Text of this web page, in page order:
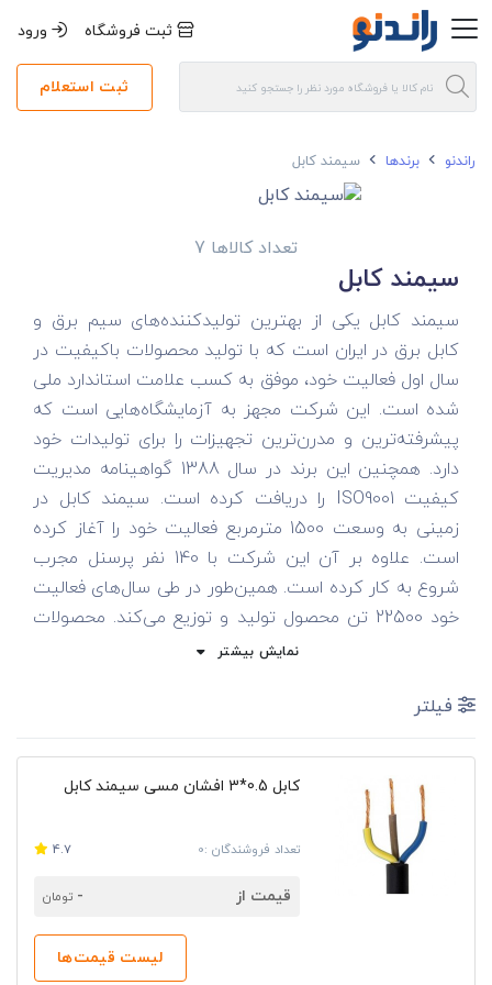
ثبت فروشگاه ورود
ثبت استعلام
راندنو برندها سیمند کابل
تعداد کالاها 7
سیمند کابل
سیمند کابل یکی از بهترین تولیدکننده‌های سیم برق و
کابل برق در ایران است که با تولید محصولات باکیفیت در
سال اول فعالیت خود، موفق به کسب علامت استاندارد ملی
شده است. این شرکت مجهز به آزمایشگاه‌هایی است که
پیشرفته‌ترین و مدرن‌ترین تجهیزات را برای تولیدات خود
دارد. همچنین این برند در سال 1388 گواهینامه مدیریت
کیفیت ISO9001 را دریافت کرده است. سیمند کابل در
زمینی به وسعت 1500 مترمربع فعالیت خود را آغاز کرده
است. علاوه بر آن این شرکت با 140 نفر پرسنل مجرب
شروع به کار کرده است. همین‌طور در طی سال‌های فعالیت
خود 22500 تن محصول تولید و توزیع می‌کند. محصولات
این شرکت مطابق با استانداردهای روز دنیا تولید می‌شود.
مورد تست و ارزیابی قرار می‌گیرد.
محصولات سیمند کابل
شرکت سیمند به تولید انواع تجهیزات انتقال دهنده برق با
کیفیت پرداخته است. این شرکت با تنوع بالا در محصولات
خود توانسته رضایت بسیاری از مشتریان را جلب کند. در
ادامه به معرفی این محصولات می‌پردازیم.
مهم‌ترین تولیدات سیمند، کابل‌های ساختمانی هستند. که
نمایش بیشتر
فیلتر
کابل 0.5*3 افشان مسی سیمند کابل
تعداد فروشندگان :0 4.7
قیمت از - تومان
لیست قیمت‌ها